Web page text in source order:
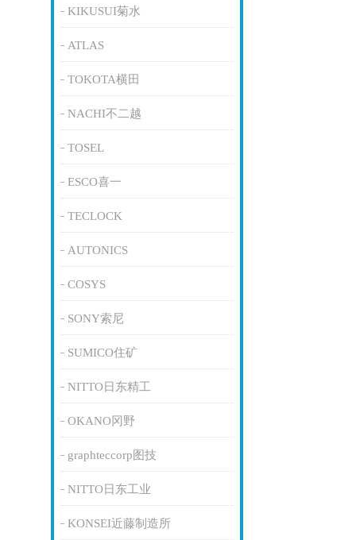
KIKUSUI菊水
ATLAS
TOKOTA横田
NACHI不二越
TOSEL
ESCO喜一
TECLOCK
AUTONICS
COSYS
SONY索尼
SUMICO住矿
NITTO日东精工
OKANO冈野
graphteccorp图技
NITTO日东工业
KONSEI近藤制造所